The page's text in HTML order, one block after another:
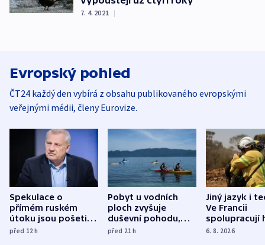
7. 4. 2021 |
Evropský pohled
ČT24 každý den vybírá z obsahu publikovaného evropskými
veřejnými médii, členy Eurovize.
Spekulace o
přímém ruském
útoku jsou pošetilé,
míní estonský
před 12h
Pobyt u vodních
ploch zvyšuje
duševní pohodu,
ukázala
před 21h
Jiný jazyk i
Ve Francii
spolupracují
různých zemí
6. 8. 2026